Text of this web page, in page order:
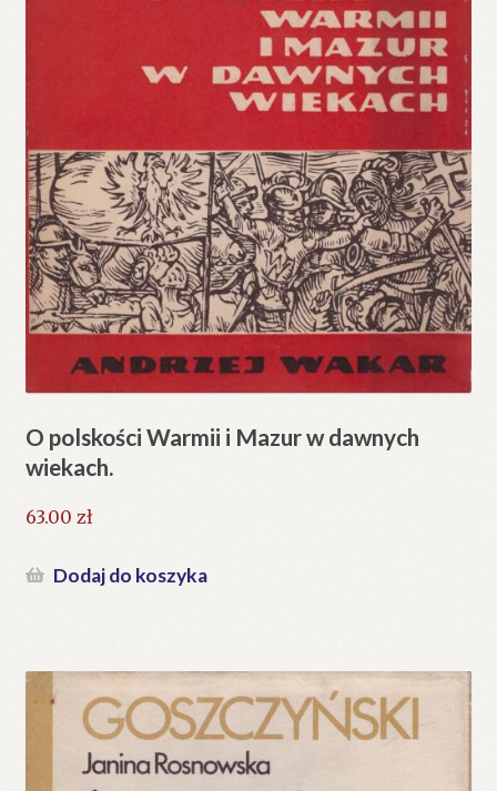
O polskości Warmii i Mazur w dawnych
wiekach.
63.00 zł
Dodaj do koszyka